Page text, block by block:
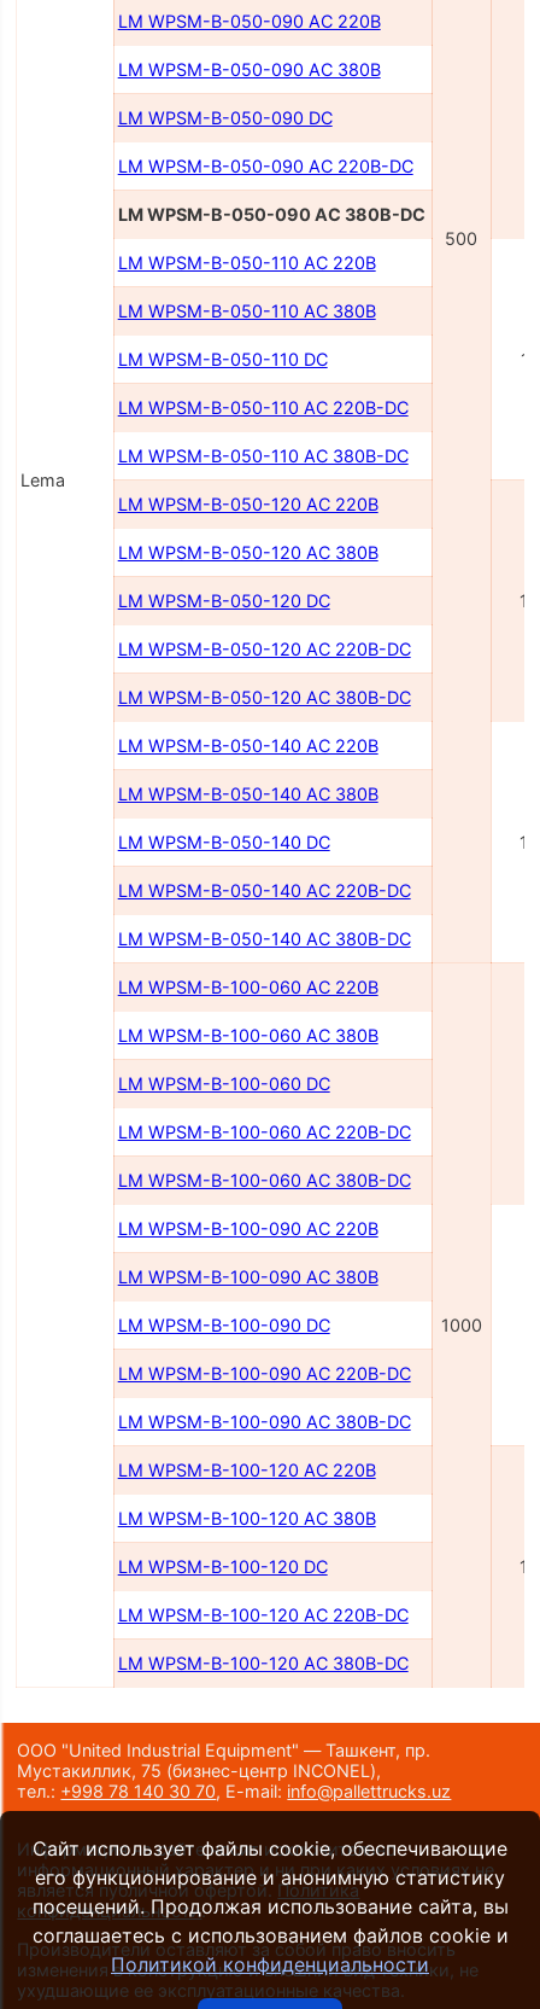
Lema
500
LM WPSM-B-050-090 AC 220В
LM WPSM-B-050-090 AC 380В
LM WPSM-B-050-090 DC
LM WPSM-B-050-090 AC 220В-DC
LM WPSM-B-050-090 AC 380В-DC
LM WPSM-B-050-110 AC 220В
LM WPSM-B-050-110 AC 380В
LM WPSM-B-050-110 DC
LM WPSM-B-050-110 AC 220В-DC
LM WPSM-B-050-110 AC 380В-DC
LM WPSM-B-050-120 AC 220В
LM WPSM-B-050-120 AC 380В
LM WPSM-B-050-120 DC
LM WPSM-B-050-120 AC 220В-DC
LM WPSM-B-050-120 AC 380В-DC
LM WPSM-B-050-140 AC 220В
LM WPSM-B-050-140 AC 380В
LM WPSM-B-050-140 DC
LM WPSM-B-050-140 AC 220В-DC
LM WPSM-B-050-140 AC 380В-DC
LM WPSM-B-100-060 AC 220В
1000
LM WPSM-B-100-060 AC 380В
LM WPSM-B-100-060 DC
LM WPSM-B-100-060 AC 220В-DC
LM WPSM-B-100-060 AC 380В-DC
LM WPSM-B-100-090 AC 220В
LM WPSM-B-100-090 AC 380В
LM WPSM-B-100-090 DC
LM WPSM-B-100-090 AC 220B-DC
LM WPSM-B-100-090 AC 380B-DC
LM WPSM-B-100-120 AC 220B
LM WPSM-B-100-120 AC 380B
LM WPSM-B-100-120 DC
LM WPSM-B-100-120 AC 220B-DC
LM WPSM-B-100-120 AC 380B-DC
ООО "United Industrial Equipment" — Ташкент, пр.
Мустакиллик, 75 (бизнес-центр INCONEL),
тел.: +998 78 140 30 70, E-mail: info@pallettrucks.uz
Информация на сайте носит исключительно
информационный характер и ни при каких условиях не
является публичной офертой. Политика
конфиденциальности.
Производители оставляют за собой право вносить
изменения в конструкцию и внешний вид техники, не
ухудшающие ее эксплуатационные качества.
Сайт использует файлы cookie, обеспечивающие
его функционирование и анонимную статистику
посещений. Продолжая использование сайта, вы
соглашаетесь с использованием файлов cookie и
Политикой конфиденциальности